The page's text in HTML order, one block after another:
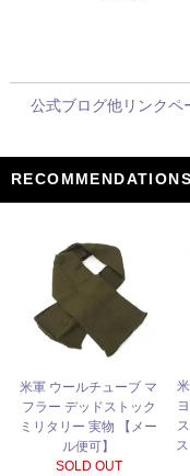
公式ブログ他リンクペ
RECOMMENDATIONS
米軍 ウールチューブ マ
フラー デッドストック
ミリタリー 実物 【メー
ル便可】
SOLD OUT